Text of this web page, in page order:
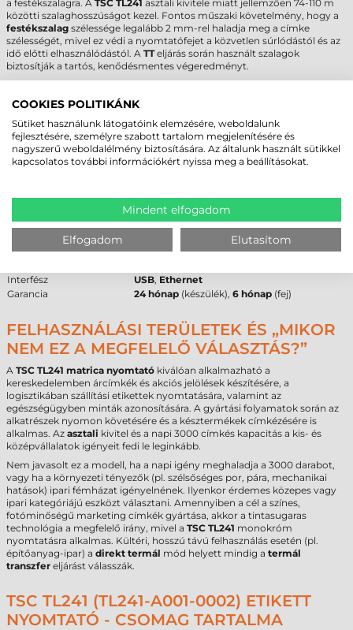
a festékszalagra. A TSC TL241 asztali kivitele miatt jellemzően 74-110 m
közötti szalaghosszúságot kezel. Fontos műszaki követelmény, hogy a
festékszalag szélessége legalább 2 mm-rel haladja meg a címke
szélességét, mivel ez védi a nyomtatófejet a közvetlen súrlódástól és az
idő előtti elhasználódástól. A TTeljárás során használt szalagok
biztosítják a tartós, kenődésmentes végeredményt.
TSC TL241 CÍMKENYOMTATÓ - MŰSZAKI
PARAMÉTEREK
Az alábbi összefoglaló táblázat tartalmazza aTSC TL241legfontosabb
műszaki adatait a beszerzési döntés támogatásához.
asztali
Technológia
termál transzfer
Max. tekercsátmérő
127 mm
Interfész
USB, Ethernet
Garancia
24 hónap (készülék), 6 hónap (fej)
FELHASZNÁLÁSI TERÜLETEK ÉS „MIKOR
NEM EZ A MEGFELELŐ VÁLASZTÁS?”
A TSC TL241 matrica nyomtató kiválóan alkalmazható a
kereskedelemben árcímkék és akciós jelölések készítésére, a
logisztikában szállítási etikettek nyomtatására, valamint az
egészségügyben minták azonosítására. A gyártási folyamatok során az
alkatrészek nyomon követésére és a késztermékek címkézésére is
alkalmas. Az asztali kivitel és a napi 3000 címkés kapacitás a kis- és
középvállalatok igényeit fedi le leginkább.
Nem javasolt ez a modell, ha a napi igény meghaladja a 3000 darabot,
vagy ha a környezeti tényezők (pl. szélsőséges por, pára, mechanikai
hatások) ipari fémházat igényelnének. Ilyenkor érdemes közepes vagy
ipari kategóriájú eszközt választani. Amennyiben a cél a színes,
fotóminőségű marketing címkék gyártása, akkor a tintasugaras
technológia a megfelelő irány, mivel a TSC TL241 monokróm
nyomtatásra alkalmas. Kültéri, hosszú távú felhasználás esetén (pl.
építőanyag-ipar) a direkt termál mód helyett mindig a termál
transzfer eljárást válasszák.
TSC TL241 (TL241-A001-0002) ETIKETT
NYOMTATÓ - CSOMAG TARTALMA
COOKIES POLITIKÁNK
Sütiket használunk látogatóink elemzésére, weboldalunk
fejlesztésére, személyre szabott tartalom megjelenítésére és
nagyszerű weboldalélmény biztosítására. Az általunk használt sütikkel
kapcsolatos további információkért nyissa meg a beállításokat.
Mindent elfogadom
Elfogadom Elutasítom